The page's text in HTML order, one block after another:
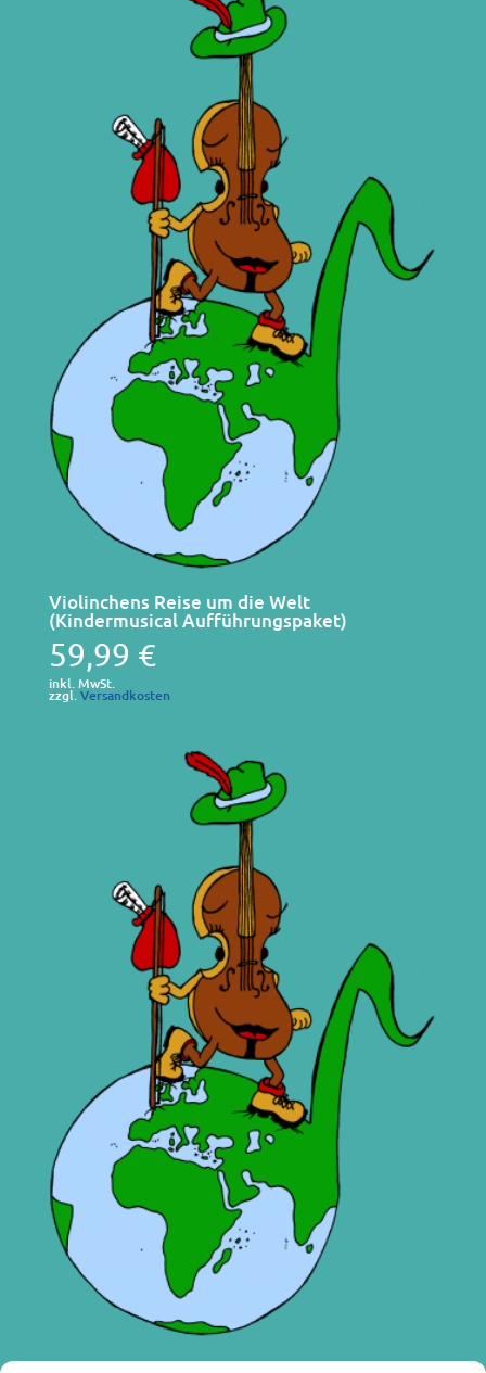
Violinchens Reise um die Welt
(Kindermusical Aufführungspaket)
59,99 €
inkl. MwSt.
zzgl.Versandkosten